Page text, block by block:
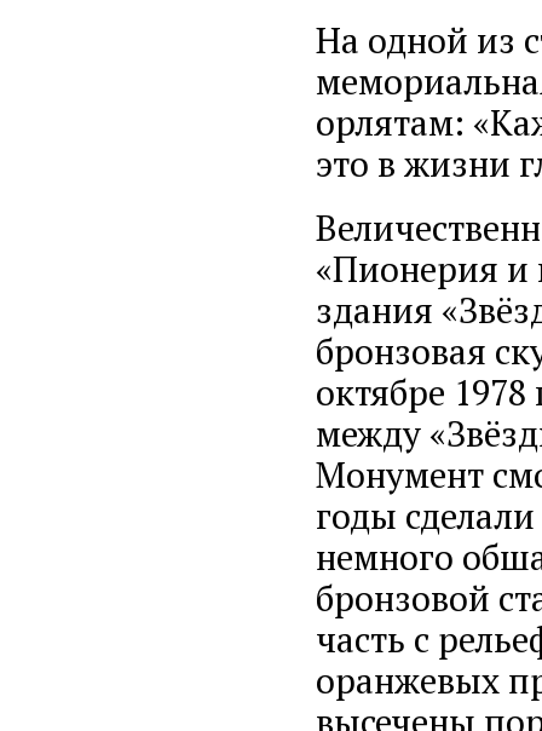
На одной из
орлятам:
это в жизни
«Пионерия и
здания
бронзовая
октябре
между
Монумент
годы
немного
бронзовой
часть с
оранжевых
высечены